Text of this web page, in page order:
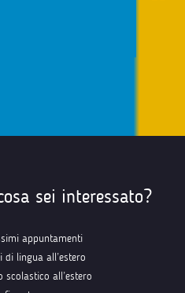
sei interessato?
appuntamenti
di lingua all’estero
scolastico all’estero